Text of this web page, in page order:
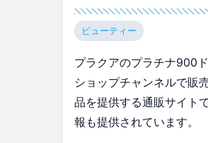
ビューティー
プラクアのプラチナ900
ショップチャンネルで販
品を提供する通販サイト
報も提供されています。